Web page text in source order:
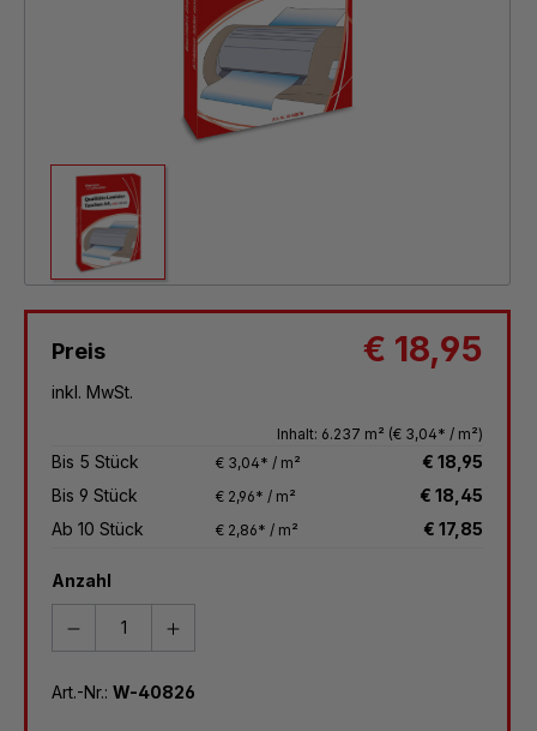
Preis € 18,95
inkl. MwSt.
Inhalt: 6.237 m² (€ 3,04* / m²)
Bis 5 Stück € 3,04* / m²
€ 18,95
Bis 9 Stück € 2,96* / m²
€ 18,45
Ab 10 Stück € 2,86* / m² € 17,85
Anzahl
Art.-Nr.: W-40826